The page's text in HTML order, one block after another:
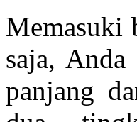
Memasuki
saja,
panjang